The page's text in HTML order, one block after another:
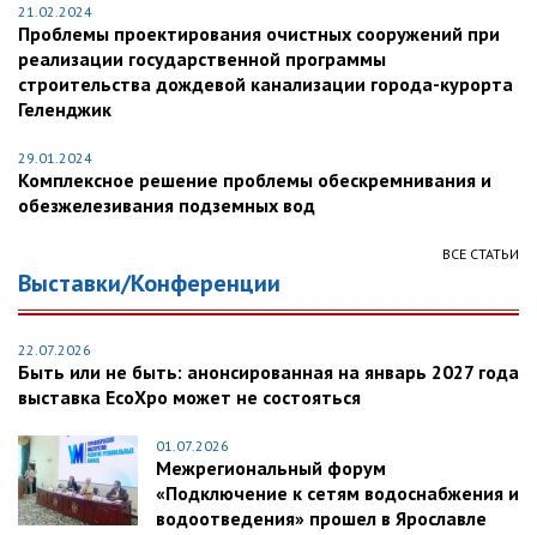
21.02.2024
Проблемы проектирования очистных сооружений при
реализации государственной программы
строительства дождевой канализации города-курорта
Геленджик
29.01.2024
Комплексное решение проблемы обескремнивания и
обезжелезивания подземных вод
ВСЕ СТАТЬИ
Выставки/Конференции
22.07.2026
Быть или не быть: анонсированная на январь 2027 года
выставка EcoXpo может не состояться
01.07.2026
Межрегиональный форум
«Подключение к сетям водоснабжения и
водоотведения» прошел в Ярославле